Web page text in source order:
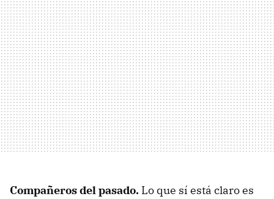
Compañeros del pasado. Lo que sí está claro es